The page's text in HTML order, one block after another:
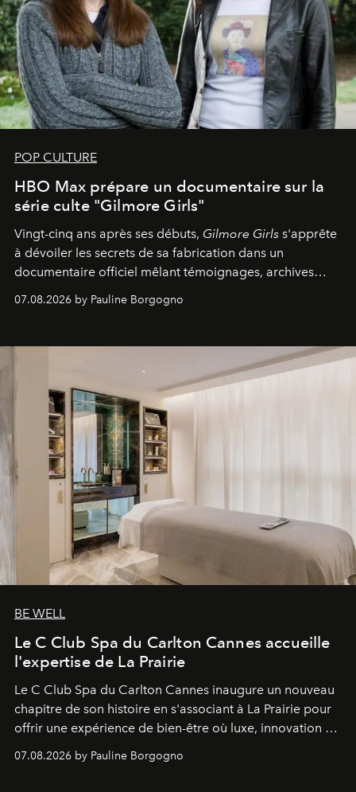
POP CULTURE
HBO Max prépare un documentaire sur la
série culte "Gilmore Girls"
Vingt-cinq ans après ses débuts, Gilmore Girls s'apprête
à dévoiler les secrets de sa fabrication dans un
documentaire officiel mêlant témoignages, archives
générationnel.
07.08.2026 by Pauline Borgogno
BE WELL
Le C Club Spa du Carlton Cannes accueille
l'expertise de La Prairie
Le C Club Spa du Carlton Cannes inaugure un nouveau
chapitre de son histoire en s'associant à La Prairie pour
offrir une expérience de bien-être où luxe, innovation et
07.08.2026 by Pauline Borgogno